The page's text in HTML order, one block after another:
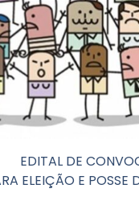
EDITAL DE
ELEIÇÃO E POSSE